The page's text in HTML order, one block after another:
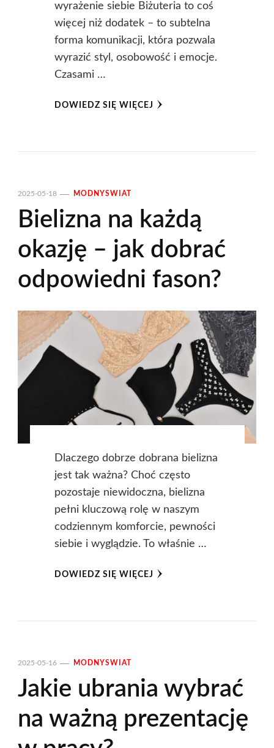
wyrażenie siebie Biżuteria to coś
więcej niż dodatek – to subtelna
forma komunikacji, która pozwala
wyrazić styl, osobowość i emocje.
Czasami …
DOWIEDZ SIĘ WIĘCEJ
2025-05-18 MODNYSWIAT
Bielizna na każdą
okazję – jak dobrać
odpowiedni fason?
Dlaczego dobrze dobrana bielizna
jest tak ważna? Choć często
pozostaje niewidoczna, bielizna
pełni kluczową rolę w naszym
codziennym komforcie, pewności
siebie i wyglądzie. To właśnie …
DOWIEDZ SIĘ WIĘCEJ
2025-05-16 MODNYSWIAT
Jakie ubrania wybrać
na ważną prezentację